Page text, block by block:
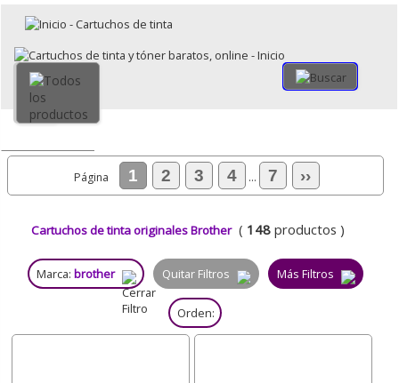
Volver
Página 1 2 3 4 ... 7 ››
Cartuchos de tinta originales Brother ( 148productos )
Marca: brother Quitar Filtros Más Filtros
Orden: